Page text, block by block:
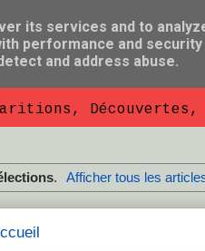
Découvertes,
. Afficher tous les
its services and to
performance and
and address abuse.